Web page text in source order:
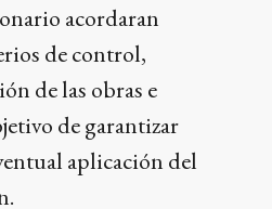
acordaran
de control,
de las obras e
de garantizar
aplicación del